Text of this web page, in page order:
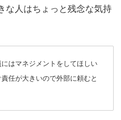
な人はちょっと残念な気持
はマネジメントをしてほしい
任が大きいので外部に頼むと